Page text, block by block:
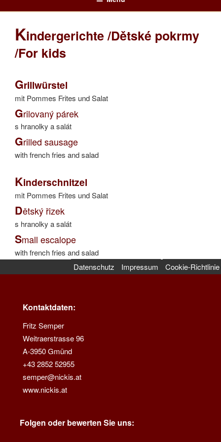
springen
GMÜND – WALDVIERTEL
Kindergerichte /Dětské pokrmy
/For kids
Grillwürstel
mit Pommes Frites und Salat
Grilovaný párek
s hranolky a salát
Grilled sausage
with french fries and salad
Kinderschnitzel
mit Pommes Frites und Salat
Dětský řizek
s hranolky a salát
Small escalope
with french fries and salad
Datenschutz
Impressum Cookie-Richtlinie
Kontaktdaten:
Fritz Semper
Weitraerstrasse 96
A-3950 Gmünd
+43 2852 52955
semper@nickis.at
www.nickis.at
Folgen oder bewerten Sie uns: